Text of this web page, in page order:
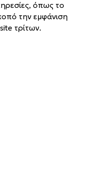
όπως το
την εμφάνιση
τρίτων.